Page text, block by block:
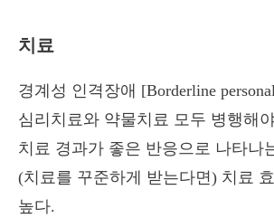
치료
경계성 인격장애 [Borderline
심리치료와 약물치료 모두 병행해
치료 경과가 좋은 반응으로 나타나
(치료를 꾸준하게 받는다면) 치료
높다.